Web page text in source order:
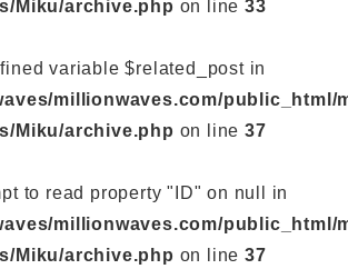
Miku/archive.php on line33
variable $related_post in
millionwaves.com/public_html/
Miku/archive.php on line37
to read property "ID" on null in
millionwaves.com/public_html/
Miku/archive.php on line37